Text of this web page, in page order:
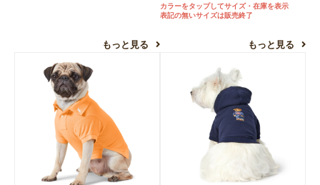
もっと見る
カラーをタップしてサイズ・在庫を表示
表記の無いサイズは販売終了
もっと見る